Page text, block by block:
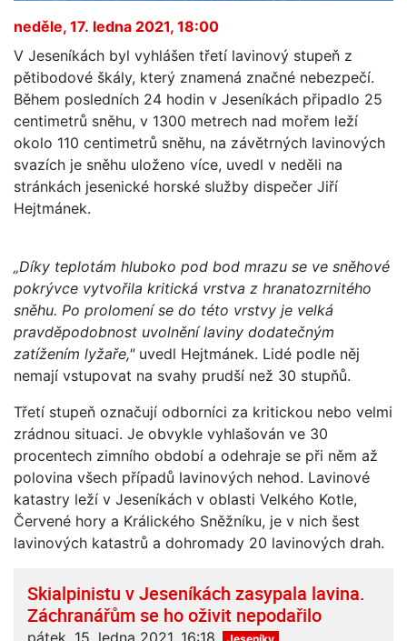
neděle, 17. ledna 2021, 18:00
V Jeseníkách byl vyhlášen třetí lavinový stupeň z
pětibodové škály, který znamená značné nebezpečí.
Během posledních 24 hodin v Jeseníkách připadlo 25
centimetrů sněhu, v 1300 metrech nad mořem leží
okolo 110 centimetrů sněhu, na závětrných lavinových
svazích je sněhu uloženo více, uvedl v neděli na
stránkách jesenické horské služby dispečer Jiří
Hejtmánek.
„Díky teplotám hluboko pod bod mrazu se ve sněhové
pokrývce vytvořila kritická vrstva z hranatozrnitého
sněhu. Po prolomení se do této vrstvy je velká
pravděpodobnost uvolnění laviny dodatečným
zatížením lyžaře,"uvedl Hejtmánek. Lidé podle něj
nemají vstupovat na svahy prudší než 30 stupňů.
Třetí stupeň označují odborníci za kritickou nebo velmi
zrádnou situaci. Je obvykle vyhlašován ve 30
procentech zimního období a odehraje se při něm až
polovina všech případů lavinových nehod. Lavinové
katastry leží v Jeseníkách v oblasti Velkého Kotle,
Červené hory a Králického Sněžníku, je v nich šest
lavinových katastrů a dohromady 20 lavinových drah.
Skialpinistu v Jeseníkách zasypala lavina.
Záchranářům se ho oživit nepodařilo
pátek, 15. ledna 2021, 16:18